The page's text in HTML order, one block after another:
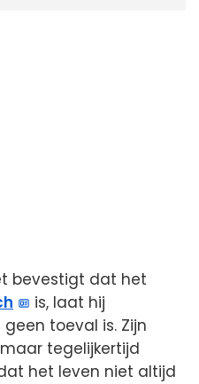
bevestigt dat het
is, laat hij
toeval is. Zijn
tegelijkertijd
het leven niet altijd